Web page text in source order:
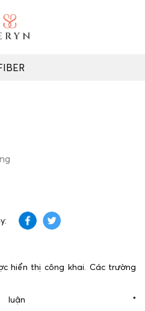
hiển thị công khai. Các trường
luận *